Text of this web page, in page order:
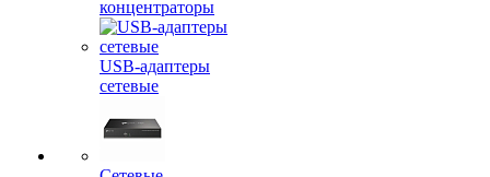
концентраторы
USB-адаптеры
сетевые